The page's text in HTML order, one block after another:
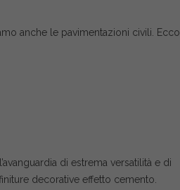
anche le pavimentazioni civili. Ecco
di estrema versatilità e di
decorative effetto cemento.